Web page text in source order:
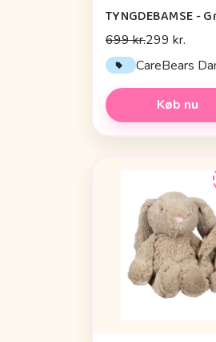
TYNGDEBAMSE -
699 kr.299 kr.
CareBears
Køb nu